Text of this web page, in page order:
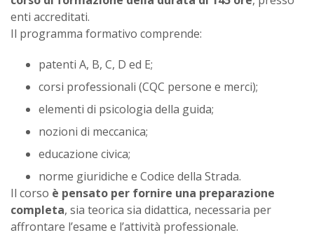
enti accreditati.
Il programma formativo comprende:
patenti A, B, C, D ed E;
corsi professionali (CQC persone e merci);
elementi di psicologia della guida;
nozioni di meccanica;
educazione civica;
norme giuridiche e Codice della Strada.
Il corso è pensato per fornire una preparazione
completa, sia teorica sia didattica, necessaria per
affrontare l’esame e l’attività professionale.